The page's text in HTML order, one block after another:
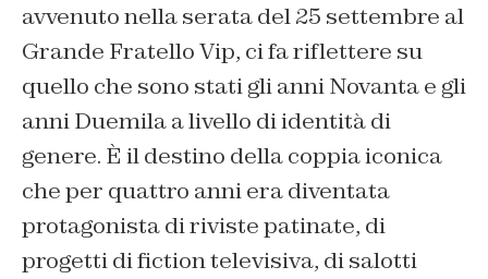
avvenuto nella serata del 25 settembre al
Grande Fratello Vip, ci fa riflettere su
quello che sono stati gli anni Novanta e gli
anni Duemila a livello di identità di
genere. È il destino della coppia iconica
che per quattro anni era diventata
protagonista di riviste patinate, di
progetti di fiction televisiva, di salotti